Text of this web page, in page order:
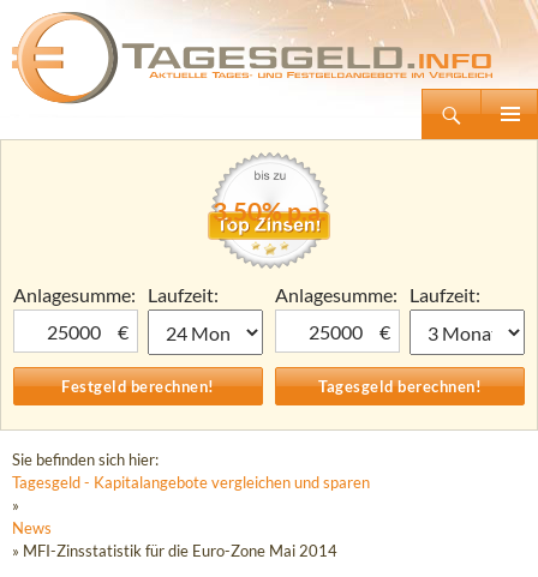
Tagesgeld.info – Tagesgeldkonten vergleichen und Tagesgeld-Zinsen berechnen
Zum
3,50% p.a.
Anlagesumme:
€
Laufzeit:
Anlagesumme:
€
Laufzeit:
Sie befinden sich hier:
Tagesgeld - Kapitalangebote vergleichen und sparen
»
News
» MFI-Zinsstatistik für die Euro-Zone Mai 2014